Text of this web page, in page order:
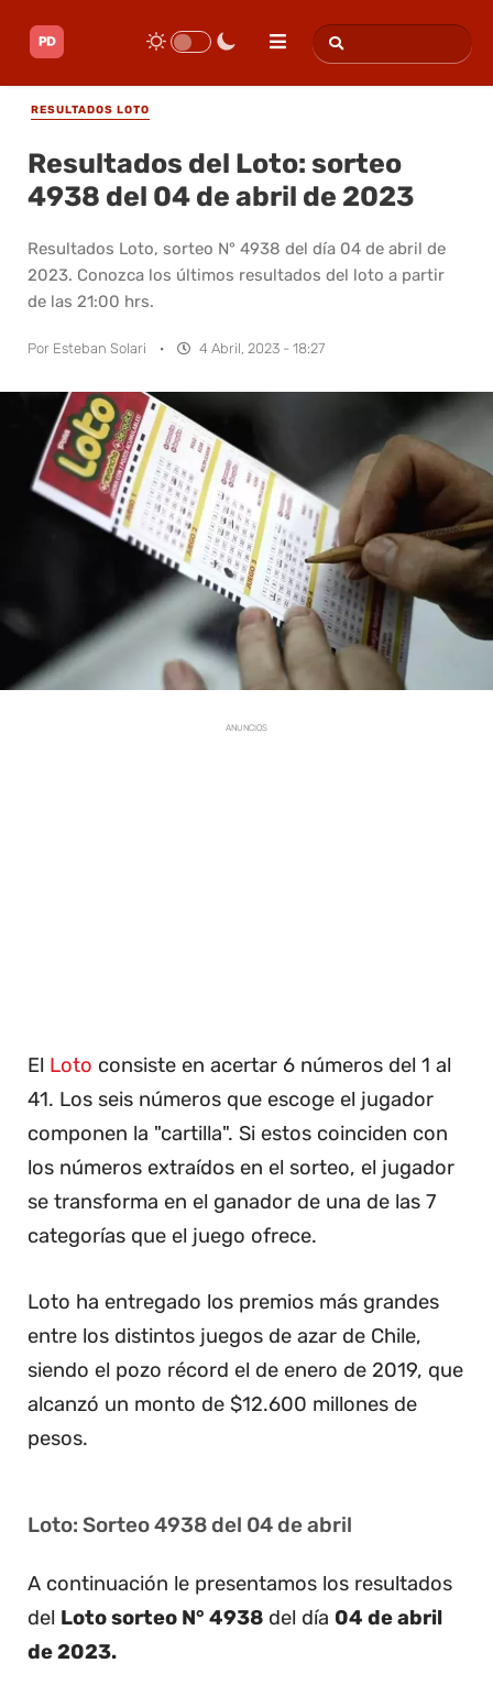
RESULTADOS LOTO
Resultados del Loto: sorteo
4938 del 04 de abril de 2023
Resultados Loto, sorteo N° 4938 del día 04 de abril de
2023. Conozca los últimos resultados del loto a partir
de las 21:00 hrs.
Por Esteban Solari · 4 Abril, 2023 - 18:27
ANUNCIOS
El Loto consiste en acertar 6 números del 1 al
41. Los seis números que escoge el jugador
componen la "cartilla". Si estos coinciden con
los números extraídos en el sorteo, el jugador
se transforma en el ganador de una de las 7
categorías que el juego ofrece.
Loto ha entregado los premios más grandes
entre los distintos juegos de azar de Chile,
siendo el pozo récord el de enero de 2019, que
alcanzó un monto de $12.600 millones de
pesos.
Loto: Sorteo 4938 del 04 de abril
A continuación le presentamos los resultados
del Loto sorteo N° 4938 del día 04 de abril
de 2023.